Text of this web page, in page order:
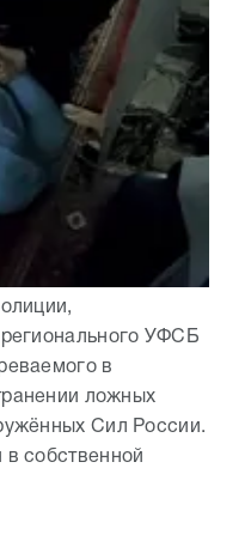
УФСБ
в
ложных
Сил России.
собственной